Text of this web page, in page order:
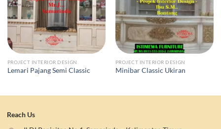
PROJECT INTERIOR DESIGN
Lemari Pajang Semi Classic
PROJECT INTERIOR DESIGN
Minibar Classic Ukiran